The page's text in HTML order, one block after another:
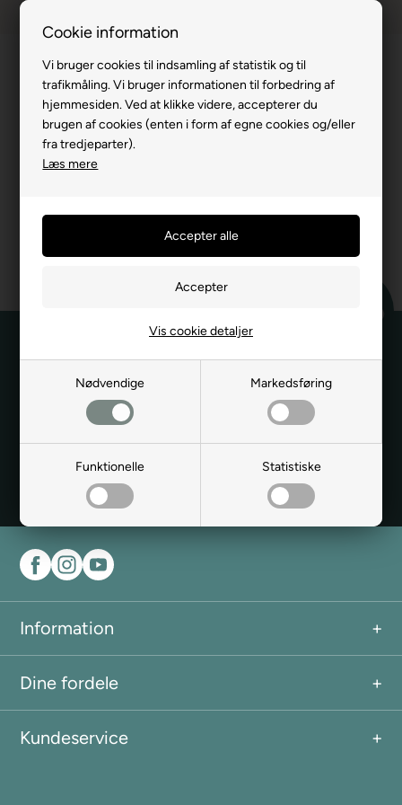
Cookie information
Vi bruger cookies til indsamling af statistik og til
trafikmåling. Vi bruger informationen til forbedring af
hjemmesiden. Ved at klikke videre, accepterer du
brugen af cookies (enten i form af egne cookies og/eller
fra tredjeparter).
Læs mere
Nødvendige Markedsføring
Funktionelle Statistiske
Vis cookie detaljer
Tilmeld dig vores nyhedsbrev
markedsføring fra Soveland via e-mail. Jeg kan til enhver tid
afmelde mig igen.
Læs mere i vores samtykkeerklæring for
elektronisk post
Information
Dine fordele
Kundeservice